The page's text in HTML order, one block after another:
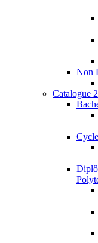
Non
Catalogue